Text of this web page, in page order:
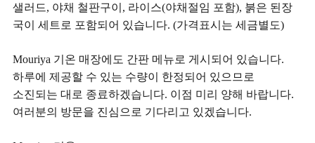
샐러드, 야채 철판구이, 라이스(야채절임 포함), 붉은 된장
국이 세트로 포함되어 있습니다. (가격표시는 세금별도)
Mouriya 기온 매장에도 간판 메뉴로 게시되어 있습니다.
하루에 제공할 수 있는 수량이 한정되어 있으므로
소진되는 대로 종료하겠습니다. 이점 미리 양해 바랍니다.
여러분의 방문을 진심으로 기다리고 있겠습니다.